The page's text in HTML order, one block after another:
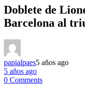
Doblete de
Barcelona al
papialpaes5 años ago
5 años ago
0 Comments